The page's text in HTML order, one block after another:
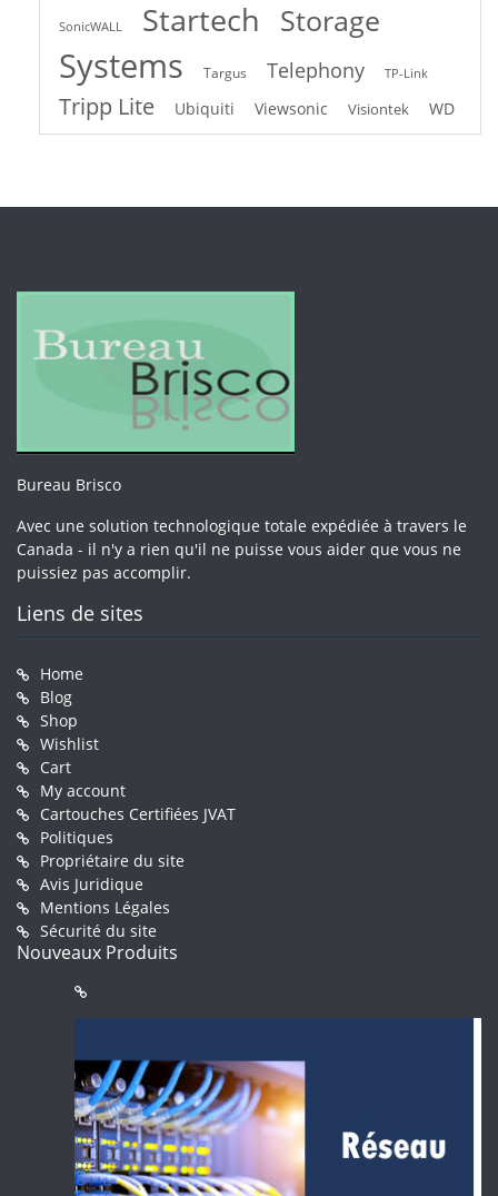
SonicWALL Startech Storage
Systems Targus Telephony TP-Link
Tripp Lite Ubiquiti Viewsonic Visiontek WD
Bureau Brisco
Avec une solution technologique totale expédiée à travers le
Canada - il n'y a rien qu'il ne puisse vous aider que vous ne
puissiez pas accomplir.
Liens de sites
Home
Blog
Shop
Wishlist
Cart
My account
Cartouches Certifiées JVAT
Politiques
Propriétaire du site
Avis Juridique
Mentions Légales
Sécurité du site
Nouveaux Produits